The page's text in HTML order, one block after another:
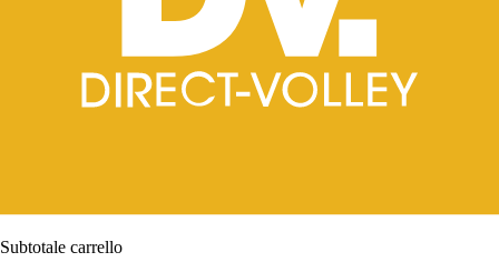
Subtotale carrello